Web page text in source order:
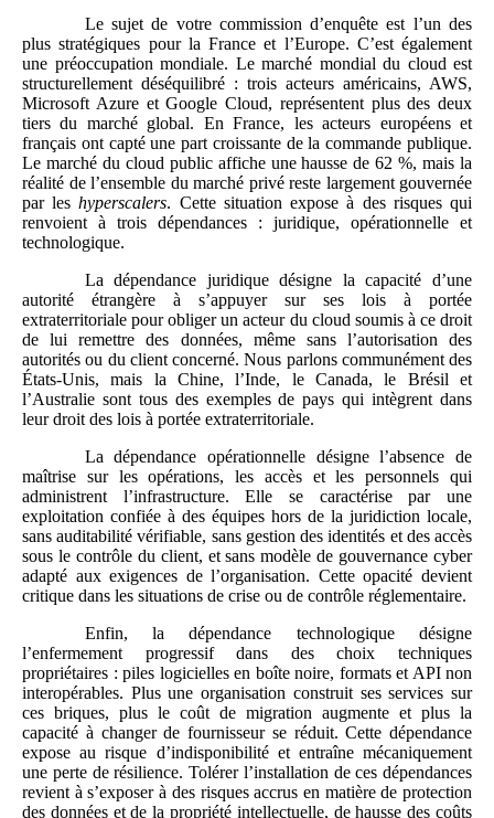
Le sujet de votre commission d’enquête est l’un des
plus stratégiques pour la France et l’Europe. C’est également
une préoccupation mondiale. Le marché mondial du cloud est
structurellement déséquilibré : trois acteurs américains, AWS,
Microsoft Azure et Google Cloud, représentent plus des deux
tiers du marché global. En France, les acteurs européens et
français ont capté une part croissante de la commande publique.
Le marché du cloud public affiche une hausse de 62 %, mais la
réalité de l’ensemble du marché privé reste largement gouvernée
par leshyperscalers. Cette situation expose à des risques qui
renvoient à trois dépendances : juridique, opérationnelle et
technologique.
La dépendance juridique désigne la capacité d’une
autorité étrangère à s’appuyer sur ses lois à portée
extraterritoriale pour obliger un acteur du cloud soumis à ce droit
de lui remettre des données, même sans l’autorisation des
autorités ou du client concerné. Nous parlons communément des
États-Unis, mais la Chine, l’Inde, le Canada, le Brésil et
l’Australie sont tous des exemples de pays qui intègrent dans
leur droit des lois à portée extraterritoriale.
La dépendance opérationnelle désigne l’absence de
maîtrise sur les opérations, les accès et les personnels qui
administrent l’infrastructure. Elle se caractérise par une
exploitation confiée à des équipes hors de la juridiction locale,
sans auditabilité vérifiable, sans gestion des identités et des accès
sous le contrôle du client, et sans modèle de gouvernance cyber
adapté aux exigences de l’organisation. Cette opacité devient
critique dans les situations de crise ou de contrôle réglementaire.
Enfin, la dépendance technologique désigne
l’enfermement progressif dans des choix techniques
propriétaires : piles logicielles en boîte noire, formats et API non
interopérables. Plus une organisation construit ses services sur
ces briques, plus le coût de migration augmente et plus la
capacité à changer de fournisseur se réduit. Cette dépendance
expose au risque d’indisponibilité et entraîne mécaniquement
une perte de résilience. Tolérer l’installation de ces dépendances
revient à s’exposer à des risques accrus en matière de protection
des données et de la propriété intellectuelle, de hausse des coûts